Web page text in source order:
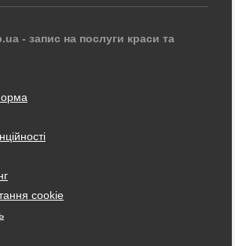
- запис на послуги краси та
cookie